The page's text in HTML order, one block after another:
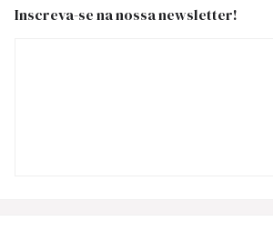
Inscreva-se na nossa newsletter!